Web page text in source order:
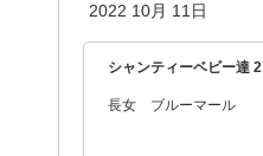
2022 10月 11日
シャンティーベビー達 2
長女 ブルーマール